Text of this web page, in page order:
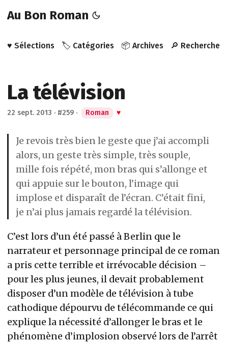
Au Bon Roman
♥️ Sélections 🏷️ Catégories 📦 Archives 🔎 Recherche
La télévision
22 sept. 2013 · #259 · Roman ♥
Je revois très bien le geste que j’ai accompli
alors, un geste très simple, très souple,
mille fois répété, mon bras qui s’allonge et
qui appuie sur le bouton, l’image qui
implose et disparaît de l’écran. C’était fini,
je n’ai plus jamais regardé la télévision.
C’est lors d’un été passé à Berlin que le
narrateur et personnage principal de ce roman
a pris cette terrible et irrévocable décision –
pour les plus jeunes, il devait probablement
disposer d’un modèle de télévision à tube
cathodique dépourvu de télécommande ce qui
explique la nécessité d’allonger le bras et le
phénomène d’implosion observé lors de l’arrêt